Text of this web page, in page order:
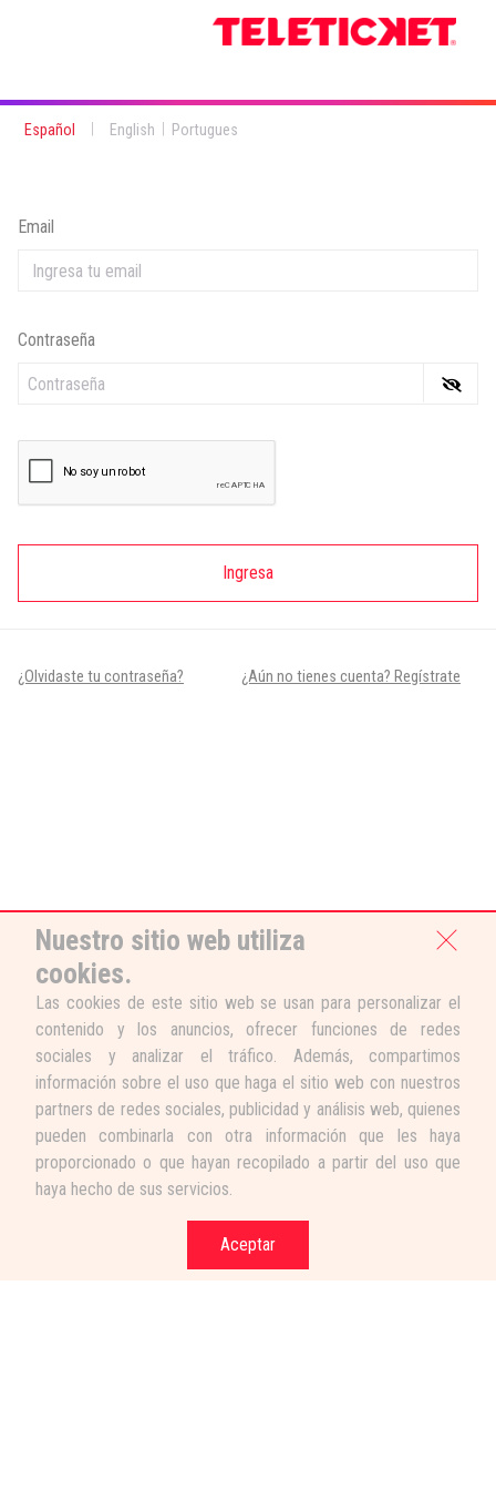
Español English Portugues
Email
Contraseña
Ingresa
¿Olvidaste tu contraseña? ¿Aún no tienes cuenta? Regístrate
Nuestro sitio web utiliza
cookies.
Las cookies de este sitio web se usan para personalizar el
contenido y los anuncios, ofrecer funciones de redes
sociales y analizar el tráfico. Además, compartimos
información sobre el uso que haga el sitio web con nuestros
partners de redes sociales, publicidad y análisis web, quienes
pueden combinarla con otra información que les haya
proporcionado o que hayan recopilado a partir del uso que
haya hecho de sus servicios.
Aceptar